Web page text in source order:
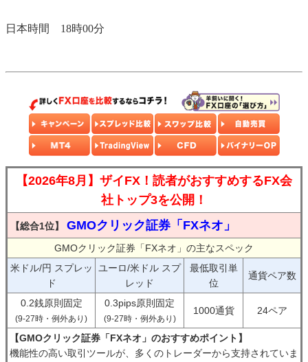
日本時間 18時00分
【2026年8月】ザイFX！読者がおすすめするFX会
社トップ3を公開！
【総合1位】 GMOクリック証券「FXネオ」
GMOクリック証券「FXネオ」の主なスペック
米ドル/円 スプレッ
ド
ユーロ/米ドル スプ
レッド
最低取引単
位
通貨ペア数
0.2銭原則固定
(9-27時・例外あり)
0.3pips原則固定
(9-27時・例外あり)
1000通貨 24ペア
【GMOクリック証券「FXネオ」のおすすめポイント】
機能性の高い取引ツールが、多くのトレーダーから支持されていま